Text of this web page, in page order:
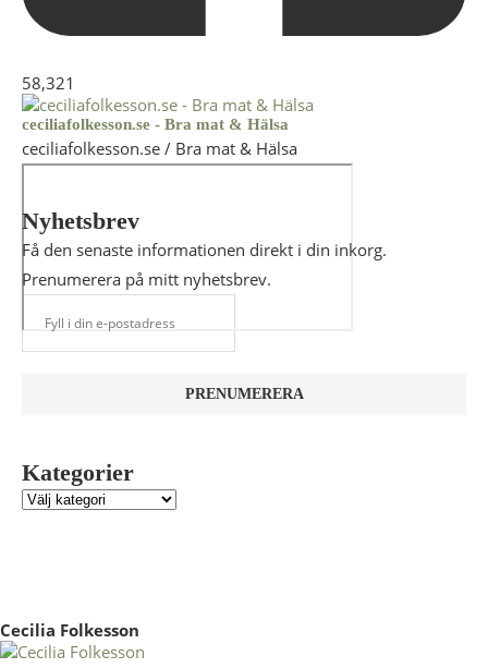
58,321
ceciliafolkesson.se - Bra mat & Hälsa
ceciliafolkesson.se / Bra mat & Hälsa
Nyhetsbrev
Få den senaste informationen direkt i din inkorg.
Prenumerera på mitt nyhetsbrev.
Kategorier
Cecilia Folkesson